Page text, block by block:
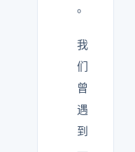
。
我
们
曾
遇
到